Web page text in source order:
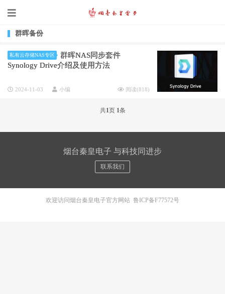
群晖备份
私有云存储NAS专区
群晖NAS同步套件
Synology Drive介绍及使用方法
2024-11-03 小编 阅读(818)
共1页 1条
烟台秦皇电子 与科技同进步
联系我们
欢迎访问烟台秦皇电子官方网站 鲁ICP备F77572号